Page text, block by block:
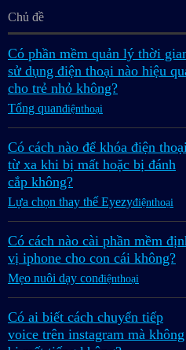
Chủ đề
Có phần mềm quản lý thời
sử dụng điện thoại nào hiệu
cho trẻ nhỏ không?
Tổng quanđiệnthoại
Có cách nào để khóa điện
từ xa khi bị mất hoặc bị đánh
cắp không?
Lựa chọn thay thế Eyezyđiệnthoại
Có cách nào cài phần mềm
vị iphone cho con cái không?
Mẹo nuôi dạy conđiệnthoại
Có ai biết cách chuyển tiếp
voice trên instagram mà không